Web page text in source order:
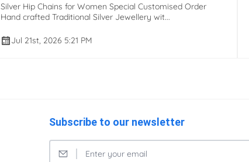
Silver Hip Chains for Women Special Customised Order
Hand crafted Traditional Silver Jewellery wit...
Jul 21st, 2026 5:21 PM
Subscribe to our newsletter